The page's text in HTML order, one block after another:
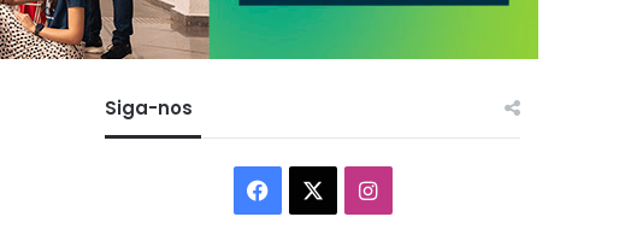
Siga-nos
Facebook Instagram